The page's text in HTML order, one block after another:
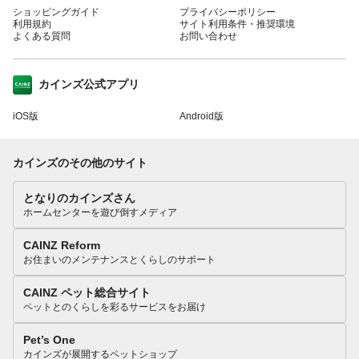
ショッピングガイド
利用規約
よくある質問
プライバシーポリシー
サイト利用条件・推奨環境
お問い合わせ
カインズ公式アプリ
iOS版 Android版
カインズのその他のサイト
となりのカインズさん
ホームセンターを遊び倒すメディア
CAINZ Reform
お住まいのメンテナンスとくらしのサポート
CAINZ ペット総合サイト
ペットとのくらしを彩るサービスをお届け
Pet’s One
カインズが展開するペットショップ